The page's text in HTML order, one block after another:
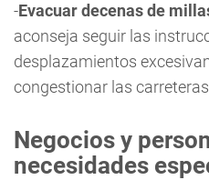
-Evacuar decenas de
aconseja seguir las
desplazamientos
congestionar las
Negocios y
necesidades